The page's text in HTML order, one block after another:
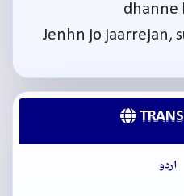
dhanne
Jenhn jo jaarrejan,
اردو